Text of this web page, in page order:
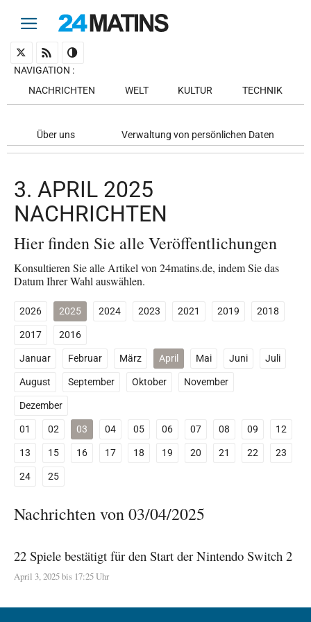
NAVIGATION :
NACHRICHTEN
WELT KULTUR TECHNIK
Über uns Verwaltung von persönlichen Daten
3. APRIL 2025
NACHRICHTEN
Hier finden Sie alle Veröffentlichungen
Konsultieren Sie alle Artikel von 24matins.de, indem Sie das
Datum Ihrer Wahl auswählen.
2026 2025 2024 2023 2021 2019
2018
2017
2016
Januar
Februar März April Mai Juni
Juli
August
September Oktober
November
Dezember
01
02 03 04 05 06 07 08 09
12
13
15 16 17 18 19 20 21 22
23
24
25
Nachrichten von 03/04/2025
22 Spiele bestätigt für den Start der Nintendo Switch 2
April 3, 2025 bis 17:25 Uhr